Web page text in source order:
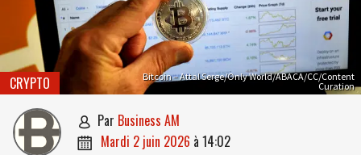
Bitcoin – Attal Serge/Only World/ABACA/CC/Content
Curation
CRYPTO
 par Business AM
 mardi 2 juin 2026 à 14:02